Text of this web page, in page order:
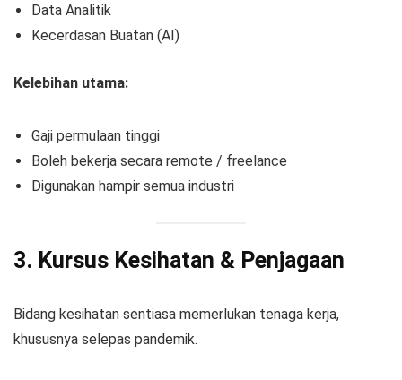
Data Analitik
Kecerdasan Buatan (AI)
Kelebihan utama:
Gaji permulaan tinggi
Boleh bekerja secara remote / freelance
Digunakan hampir semua industri
3. Kursus Kesihatan & Penjagaan
Bidang kesihatan sentiasa memerlukan tenaga kerja,
khususnya selepas pandemik.